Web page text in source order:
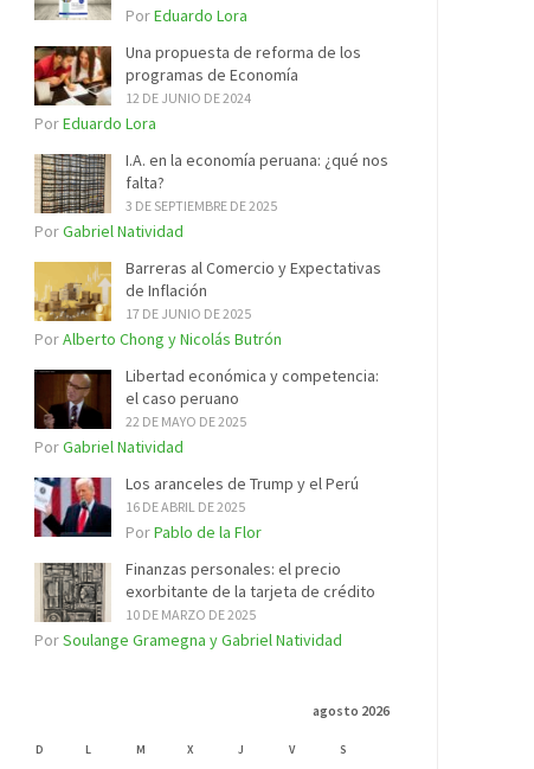
PorEduardo Lora
Una propuesta de reforma de los
programas de Economía
12 DE JUNIO DE 2024
PorEduardo Lora
I.A. en la economía peruana: ¿qué nos
falta?
3 DE SEPTIEMBRE DE 2025
PorGabriel Natividad
Barreras al Comercio y Expectativas
de Inflación
17 DE JUNIO DE 2025
PorAlberto Chong y Nicolás Butrón
Libertad económica y competencia:
el caso peruano
22 DE MAYO DE 2025
PorGabriel Natividad
Los aranceles de Trump y el Perú
16 DE ABRIL DE 2025
PorPablo de la Flor
Finanzas personales: el precio
exorbitante de la tarjeta de crédito
10 DE MARZO DE 2025
PorSoulange Gramegna y Gabriel Natividad
agosto 2026
D L M X J V S